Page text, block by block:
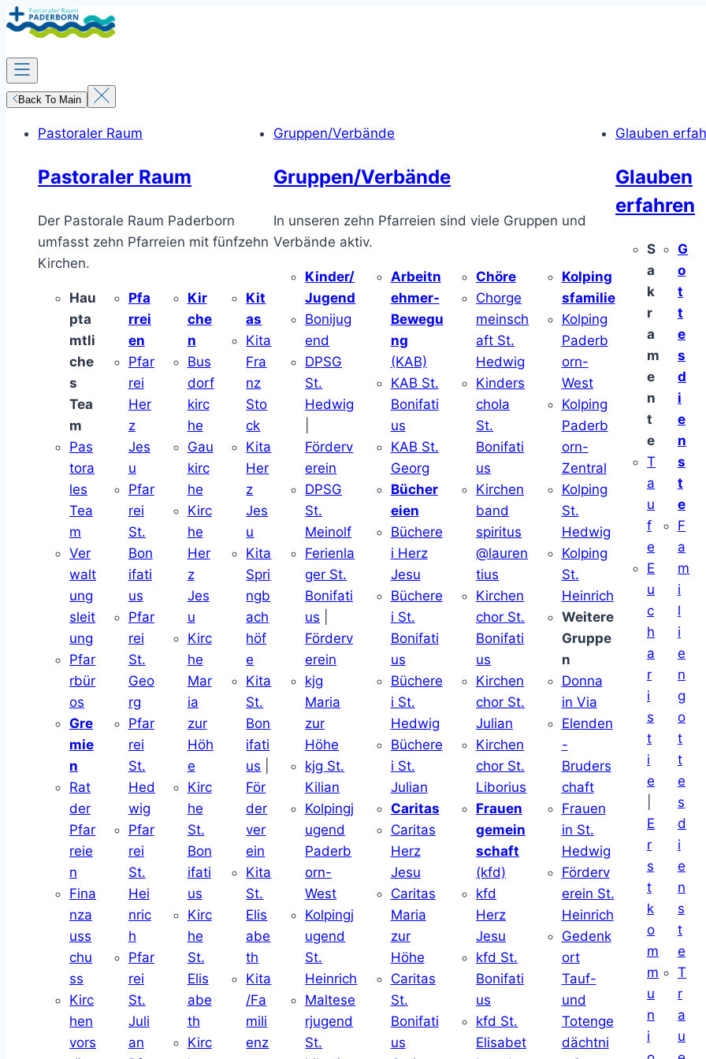
Zum
Inhalt
springen
Back To Main
Pastoraler Raum
Pastoraler Raum
Der Pastorale Raum Paderborn
umfasst zehn Pfarreien mit fünfzehn
Kirchen.
Hau
pta
mtli
che
s
Tea
m
Pas
tora
les
Tea
m
Ver
walt
ung
sleit
ung
Pfar
rbür
os
Gre
mie
n
Rat
der
Pfar
reie
n
Fina
nza
uss
chu
ss
Kirc
hen
vors
Pfa
rrei
en
Pfar
rei
Her
z
Jes
u
Pfar
rei
St.
Bon
ifati
us
Pfar
rei
St.
Geo
rg
Pfar
rei
St.
Hed
wig
Pfar
rei
St.
Hei
nric
h
Pfar
rei
St.
Juli
an
Kir
che
n
Bus
dorf
kirc
he
Gau
kirc
he
Kirc
he
Her
z
Jes
u
Kirc
he
Mar
ia
zur
Höh
e
Kirc
he
St.
Bon
ifati
us
Kirc
he
St.
Elis
abe
th
Kirc
Kit
as
Kita
Fra
nz
Sto
ck
Kita
Her
z
Jes
u
Kita
Spri
ngb
ach
höf
e
Kita
St.
Bon
ifati
us
För
der
ver
ein
Kita
St.
Elis
abe
th
Kita
/Fa
mili
enz
Gruppen/Verbände
Gruppen/Verbände
In unseren zehn Pfarreien sind viele Gruppen und
Verbände aktiv.
Kinder/
Jugend
Bonijug
end
DPSG
St.
Hedwig
Förderv
erein
DPSG
St.
Meinolf
Ferienla
ger St.
Bonifati
us
Förderv
erein
kjg
Maria
zur
Höhe
kjg St.
Kilian
Kolpingj
ugend
Paderb
orn-
West
Kolpingj
ugend
St.
Heinrich
Maltese
rjugend
St.
Arbeitn
ehmer-
Bewegu
ng
(KAB)
KAB St.
Bonifati
us
KAB St.
Georg
Bücher
eien
Büchere
i Herz
Jesu
Büchere
i St.
Bonifati
us
Büchere
i St.
Hedwig
Büchere
i St.
Julian
Caritas
Caritas
Herz
Jesu
Caritas
Maria
zur
Höhe
Caritas
St.
Bonifati
us
Chöre
Chorge
meinsch
aft St.
Hedwig
Kinders
chola
St.
Bonifati
us
Kirchen
band
spiritus
@lauren
tius
Kirchen
chor St.
Bonifati
us
Kirchen
chor St.
Julian
Kirchen
chor St.
Liborius
Frauen
gemein
schaft
(kfd)
kfd
Herz
Jesu
kfd St.
Bonifati
us
kfd St.
Elisabet
Kolping
sfamilie
Kolping
Paderb
orn-
West
Kolping
Paderb
orn-
Zentral
Kolping
St.
Hedwig
Kolping
St.
Heinrich
Weitere
Gruppe
n
Donna
in Via
Elenden
-
Bruders
chaft
Frauen
in St.
Hedwig
Förderv
erein St.
Heinrich
Gedenk
ort
Tauf-
und
Totenge
dächtni
Glauben
Glauben
erfahren
S
a
k
r
a
m
e
n
t
e
T
a
u
f
e
E
u
c
h
a
r
i
s
t
i
e
E
r
s
t
k
o
m
m
u
n
i
G
o
t
t
e
s
d
i
e
n
s
t
e
F
a
m
i
l
i
e
n
g
o
t
t
e
s
d
i
e
n
s
t
e
T
r
a
u